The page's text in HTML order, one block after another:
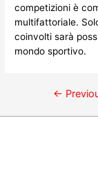
competizioni è
multifattoriale.
coinvolti sarà
mondo sportivo.
←